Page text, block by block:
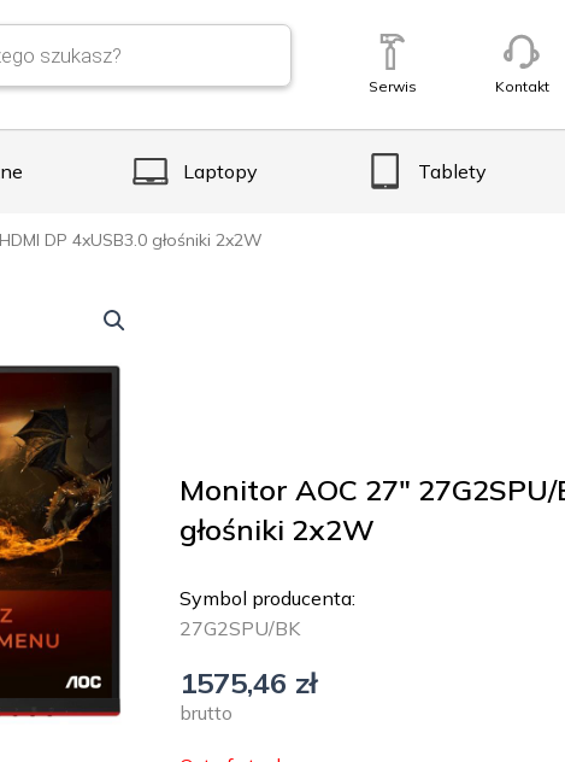
Serwis Kontakt
Laptopy Tablety
DP 4xUSB3.0 głośniki 2x2W
Monitor AOC 27″
głośniki 2x2W
Symbol producenta:
27G2SPU/BK
1575,46 zł
brutto